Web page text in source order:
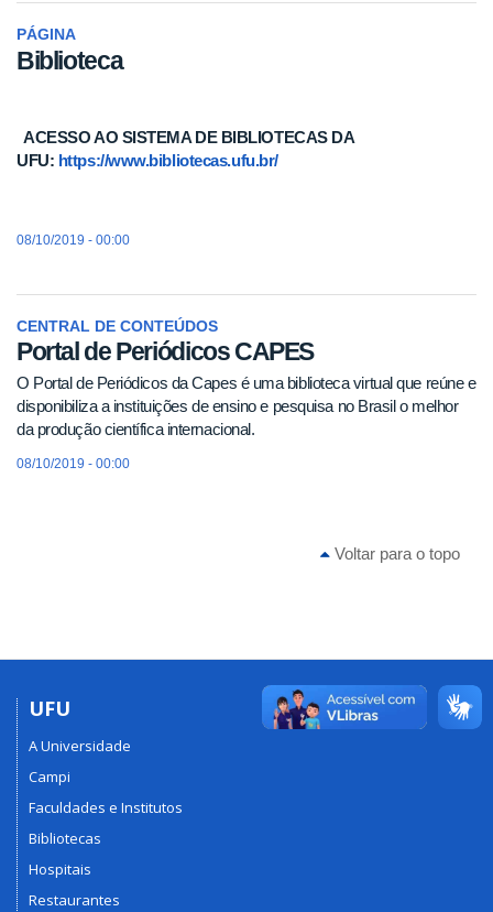
PÁGINA
Biblioteca
ACESSO AO SISTEMA DE BIBLIOTECAS DA
UFU: https://www.bibliotecas.ufu.br/
08/10/2019 - 00:00
CENTRAL DE CONTEÚDOS
Portal de Periódicos CAPES
O Portal de Periódicos da Capes é uma biblioteca virtual que reúne e
disponibiliza a instituições de ensino e pesquisa no Brasil o melhor
da produção científica internacional.
08/10/2019 - 00:00
Voltar para o topo
UFU
A Universidade
Campi
Faculdades e Institutos
Bibliotecas
Hospitais
Restaurantes